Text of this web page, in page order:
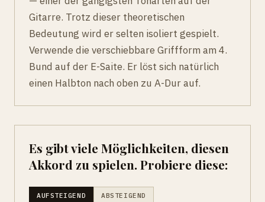
Gitarre. Trotz dieser theoretischen
Bedeutung wird er selten isoliert gespielt.
Verwende die verschiebbare Griffform am 4.
Bund auf der E-Saite. Er löst sich natürlich
einen Halbton nach oben zu A-Dur auf.
Es gibt viele Möglichkeiten, diesen
Akkord zu spielen. Probiere diese:
AUFSTEIGEND ABSTEIGEND